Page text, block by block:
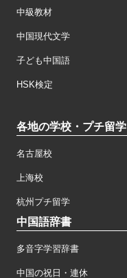
中級教材
中国現代文学
子ども中国語
HSK検定
各地の学校・プチ留学
名古屋校
上海校
杭州プチ留学
中国語辞書
多音字学習辞書
中国の祝日・連休